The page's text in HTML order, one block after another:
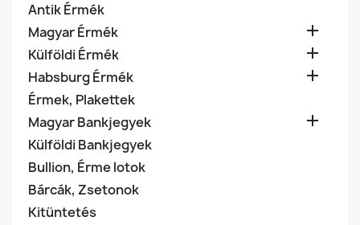
Antik Érmék
Magyar Érmék

Külföldi Érmék 
Habsburg Érmék 
Érmek, Plakettek
Magyar Bankjegyek

Külföldi Bankjegyek
Bullion, Érme lotok
Bárcák, Zsetonok
Kitüntetés